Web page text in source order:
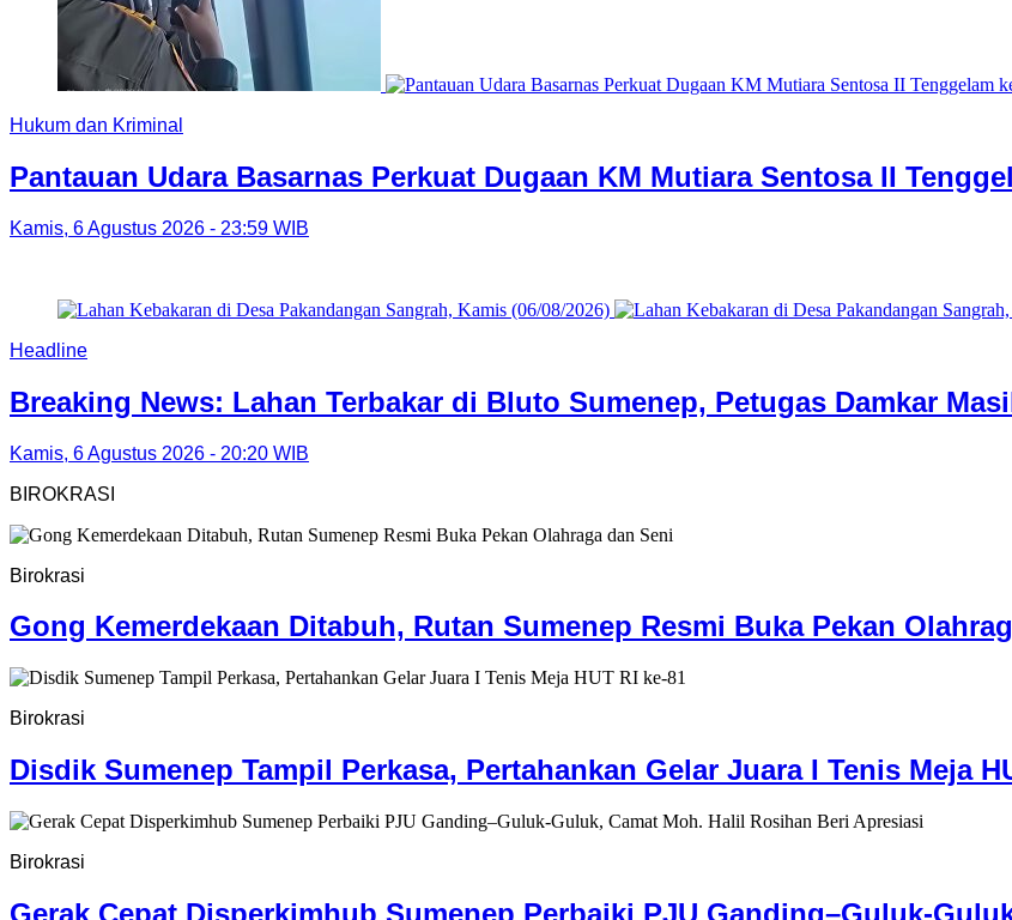
Hukum dan Kriminal
Pantauan Udara Basarnas Perkuat Dugaan KM Mutiara Sentosa II
Kamis, 6 Agustus 2026 - 23:59 WIB
Headline
Breaking News: Lahan Terbakar di Bluto Sumenep, Petugas Damkar
Kamis, 6 Agustus 2026 - 20:20 WIB
BIROKRASI
Birokrasi
Gong Kemerdekaan Ditabuh, Rutan Sumenep Resmi Buka Pekan
Birokrasi
Disdik Sumenep Tampil Perkasa, Pertahankan Gelar Juara I Tenis Meja
Birokrasi
Gerak Cepat Disperkimhub Sumenep Perbaiki PJU Ganding–Guluk-